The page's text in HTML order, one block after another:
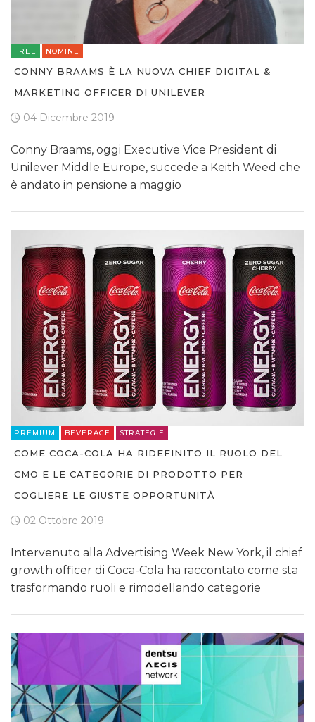
FREE NOMINE
CONNY BRAAMS È LA NUOVA CHIEF DIGITAL &
MARKETING OFFICER DI UNILEVER
04 Dicembre 2019
Conny Braams, oggi Executive Vice President di
Unilever Middle Europe, succede a Keith Weed che
è andato in pensione a maggio
PREMIUM BEVERAGE STRATEGIE
COME COCA-COLA HA RIDEFINITO IL RUOLO DEL
CMO E LE CATEGORIE DI PRODOTTO PER
COGLIERE LE GIUSTE OPPORTUNITÀ
02 Ottobre 2019
Intervenuto alla Advertising Week New York, il chief
growth officer di Coca-Cola ha raccontato come sta
trasformando ruoli e rimodellando categorie